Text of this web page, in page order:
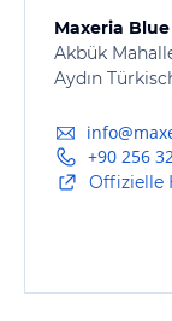
Maxeria
Akbük
Aydın
+90 256
Offizielle